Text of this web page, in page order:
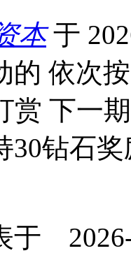
本 于
的 依次
赏 下一
30钻石
2026-